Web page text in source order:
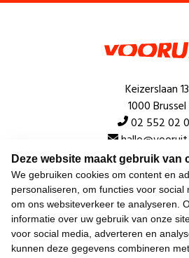
Deze website maakt gebruik van
We gebruiken cookies om content en
personaliseren, om functies voor social
om ons websiteverkeer te analyseren.
informatie over uw gebruik van onze
voor social media, adverteren en
kunnen deze gegevens combineren
Keizerslaan 13
1000 Brussel
02 552 02
Snel
Over de
Algemeen